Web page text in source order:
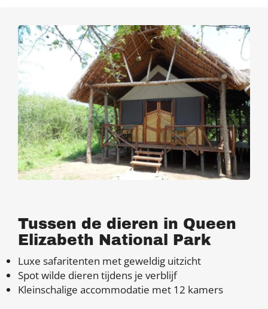
Tussen de dieren in Queen
Elizabeth National Park
Luxe safaritenten met geweldig uitzicht
Spot wilde dieren tijdens je verblijf
Kleinschalige accommodatie met 12 kamers